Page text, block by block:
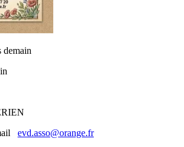
demain
evd.asso@orange.fr